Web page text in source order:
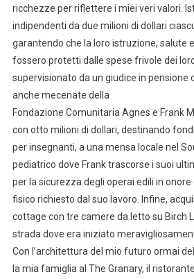
ricchezze per riflettere i miei veri valori.
indipendenti da due milioni di dollari
garantendo che la loro istruzione, salute
fossero protetti dalle spese frivole dei
supervisionato da un giudice in pensione
anche mecenate della
Fondazione Comunitaria Agnes e Frank
con otto milioni di dollari, destinando
per insegnanti, a una mensa locale nel
pediatrico dove Frank trascorse i suoi
per la sicurezza degli operai edili in
fisico richiesto dal suo lavoro. Infine,
cottage con tre camere da letto su Birch
strada dove era iniziato
Con l’architettura del mio futuro ormai
la mia famiglia al The Granary, il